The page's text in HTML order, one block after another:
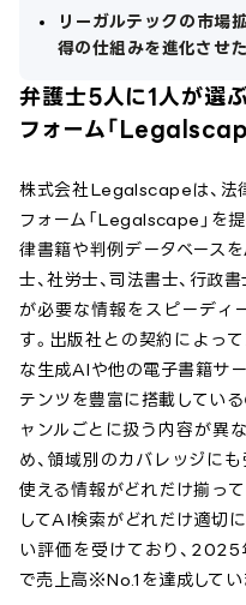
リーガルテックの市場
得の仕組みを進化させ
弁護士5人に1人が選
フォーム「
株式会社Legalscapeは、法
フォーム「Legalscape」を
律書籍や判例データベース
士、社労士、司法書士、行政
が必要な情報をスピーディ
す。出版社との契約によっ
な生成AIや他の電子書籍サ
テンツを豊富に搭載してい
ャンルごとに扱う内容が異
め、領域別のカバレッジに
使える情報がどれだけ揃っ
してAI検索がどれだけ適切
い評価を受けており、
で売上高※No.1を達成してい